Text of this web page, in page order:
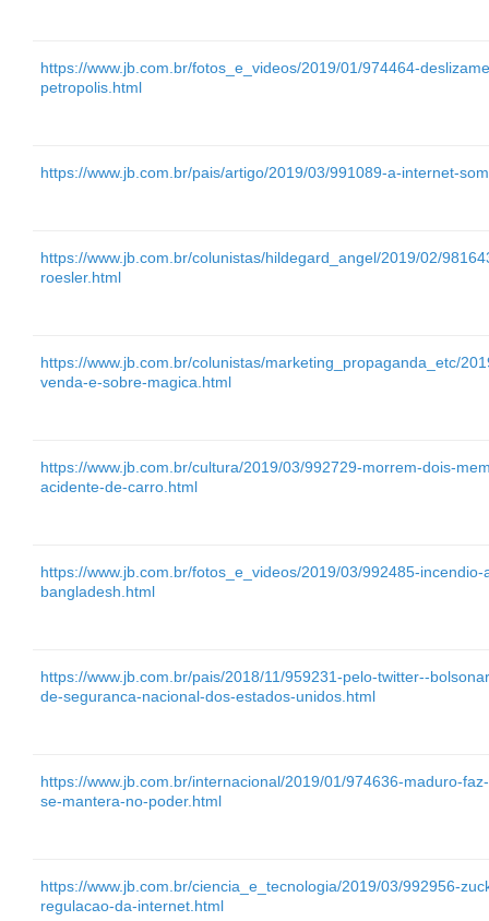
https://www.jb.com.br/fotos_e_videos/2019/01/974464-
petropolis.html
https://www.jb.com.br/pais/artigo/2019/03/991089-a-internet-
https://www.jb.com.br/colunistas/hildegard_angel/2019/02/
roesler.html
https://www.jb.com.br/colunistas/marketing_propaganda_etc/
venda-e-sobre-magica.html
https://www.jb.com.br/cultura/2019/03/992729-morrem-dois-
acidente-de-carro.html
https://www.jb.com.br/fotos_e_videos/2019/03/992485-
bangladesh.html
https://www.jb.com.br/pais/2018/11/959231-pelo-twitter--
de-seguranca-nacional-dos-estados-unidos.html
https://www.jb.com.br/internacional/2019/01/974636-maduro-
se-mantera-no-poder.html
https://www.jb.com.br/ciencia_e_tecnologia/2019/03/992956-
regulacao-da-internet.html